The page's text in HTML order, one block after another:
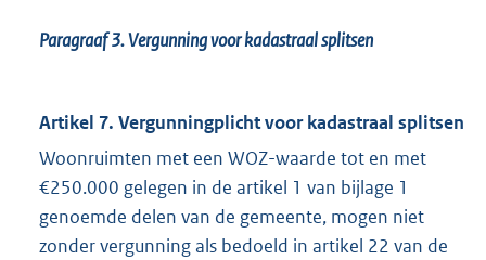
Paragraaf 3.Vergunning voor kadastraal splitsen
Artikel 7. Vergunningplicht voor kadastraal splitsen
Woonruimten met een WOZ-waarde tot en met
€250.000 gelegen in de artikel 1 van bijlage 1
genoemde delen van de gemeente, mogen niet
zonder vergunning als bedoeld in artikel 22 van de